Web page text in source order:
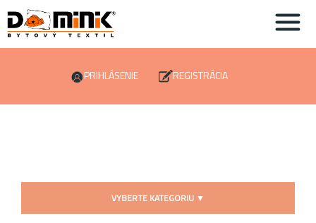
PRIHLÁSENIE REGISTRÁCIA
VYBERTE KATEGORIU ▼